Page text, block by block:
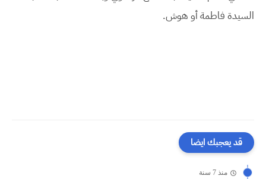
السيدة فاطمة أو هوش.
قد يعجبك ايضا
منذ 7 سنة